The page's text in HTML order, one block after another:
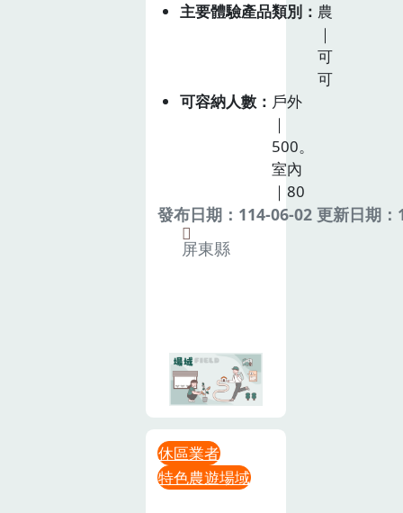
主要體驗產品類別
農
｜
可
可
可容納人數
戶外
｜
500。
室內
｜80
發布日期：114-06-02 更新日期
屏東縣
休區業者
特色農遊場域